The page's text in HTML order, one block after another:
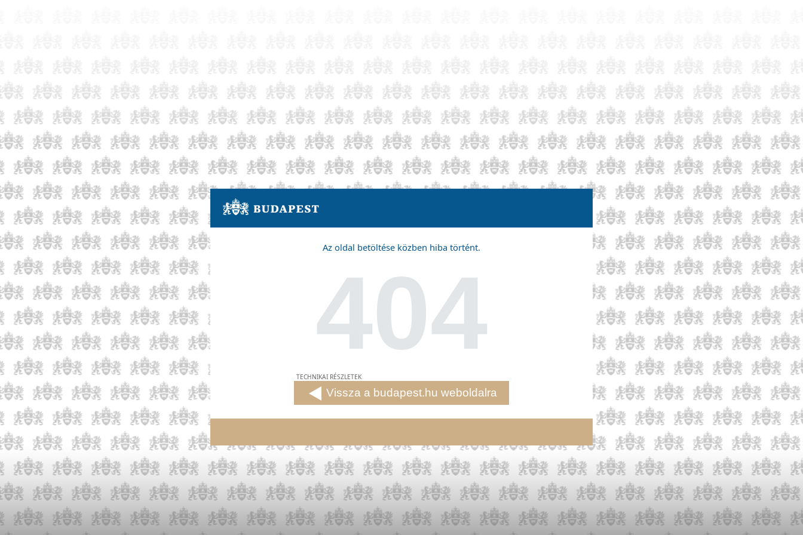
Az oldal betöltése közben hiba történt.
404
TECHNIKAI RÉSZLETEK
Vissza a budapest.hu weboldalra